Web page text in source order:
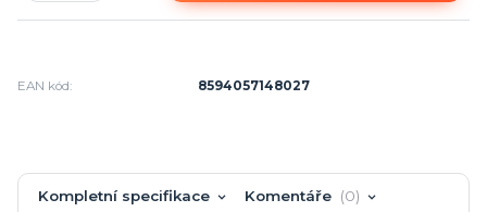
EAN kód: 8594057148027
Kompletní specifikace Komentáře 0